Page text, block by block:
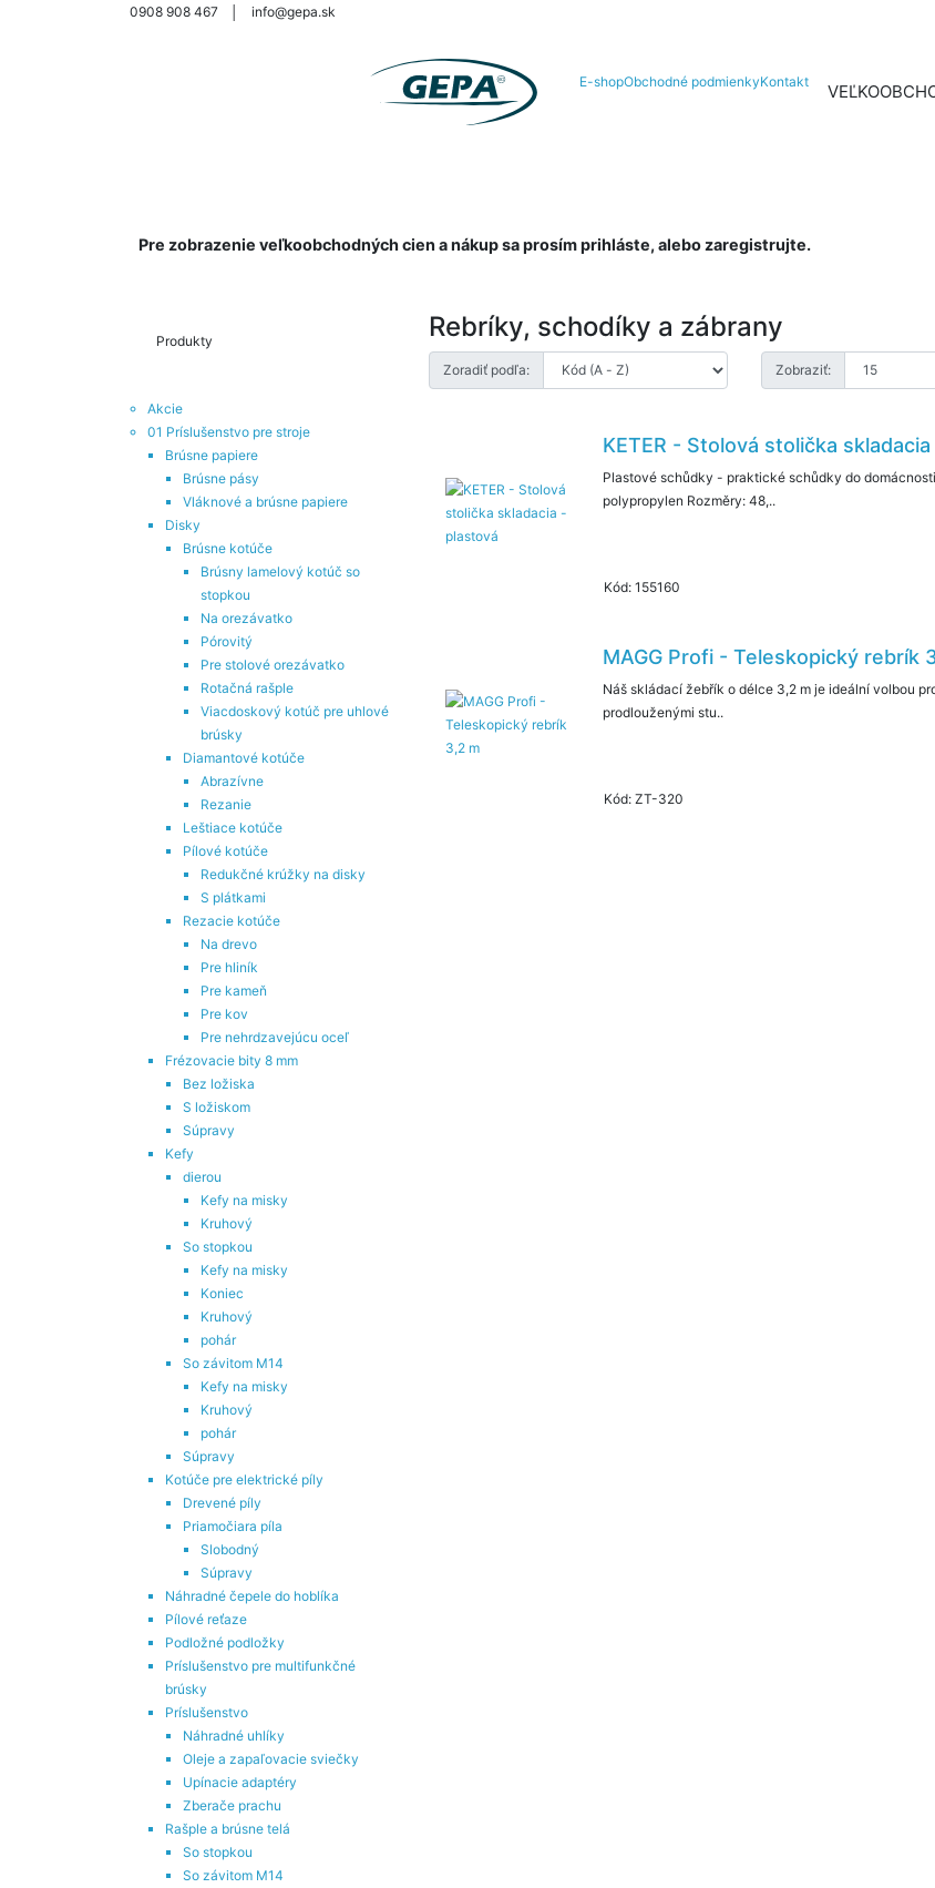
0908 908 467 info@gepa.sk
E-shopObchodné podmienkyKontakt
Pre zobrazenie veľkoobchodných cien a nákup sa prosím prihláste, alebo zaregistrujte.
Produkty
Akcie
01 Príslušenstvo pre stroje
Brúsne papiere
Brúsne pásy
Vláknové a brúsne papiere
Disky
Brúsne kotúče
Brúsny lamelový kotúč so
stopkou
Na orezávatko
Pórovitý
Pre stolové orezávatko
Rotačná rašple
Viacdoskový kotúč pre uhlové
brúsky
Diamantové kotúče
Abrazívne
Rezanie
Leštiace kotúče
Pílové kotúče
Redukčné krúžky na disky
S plátkami
Rezacie kotúče
Na drevo
Pre hliník
Pre kameň
Pre kov
Pre nehrdzavejúcu oceľ
Frézovacie bity 8 mm
Bez ložiska
S ložiskom
Súpravy
Kefy
dierou
Kefy na misky
Kruhový
So stopkou
Kefy na misky
Koniec
Kruhový
pohár
So závitom M14
Kefy na misky
Kruhový
pohár
Súpravy
Kotúče pre elektrické píly
Drevené píly
Priamočiara píla
Slobodný
Súpravy
Náhradné čepele do hoblíka
Pílové reťaze
Podložné podložky
Príslušenstvo pre multifunkčné
brúsky
Príslušenstvo
Náhradné uhlíky
Oleje a zapaľovacie sviečky
Upínacie adaptéry
Zberače prachu
Rašple a brúsne telá
So stopkou
So závitom M14
Rebríky, schodíky a zábrany
Zoradiť podľa: Zobraziť:
KETER - Stolová stolička
Plastové schůdky - praktické schůdky do
polypropylen Rozměry: 48,..
Kód: 155160
MAGG Profi - Teleskopický rebrík
Náš skládací žebřík o délce 3,2 m je ideální volbou
prodlouženými stu..
Kód: ZT-320